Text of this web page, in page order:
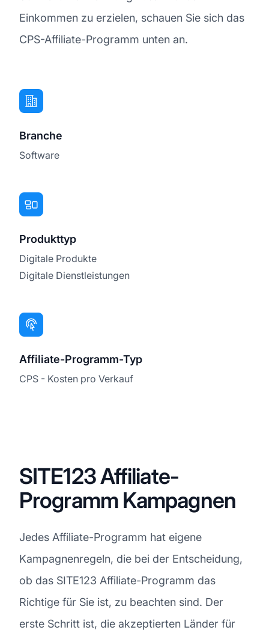
Einkommen zu erzielen, schauen Sie sich das
CPS-Affiliate-Programm unten an.
Branche
Software
Produkttyp
Digitale Produkte
Digitale Dienstleistungen
Affiliate-Programm-Typ
CPS - Kosten pro Verkauf
SITE123 Affiliate-
Programm Kampagnen
Jedes Affiliate-Programm hat eigene
Kampagnenregeln, die bei der Entscheidung,
ob das SITE123 Affiliate-Programm das
Richtige für Sie ist, zu beachten sind. Der
erste Schritt ist, die akzeptierten Länder für